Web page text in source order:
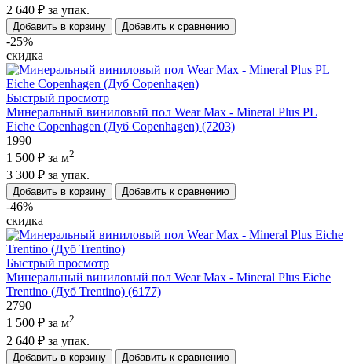
2 640 ₽ за упак.
Добавить в корзину Добавить к сравнению
-25%
скидка
Быстрый просмотр
Минеральный виниловый пол Wear Max - Mineral Plus PL
Eiche Copenhagen (Дуб Copenhagen) (7203)
1990
1 500 ₽ за м2
3 300 ₽ за упак.
Добавить в корзину Добавить к сравнению
-46%
скидка
Быстрый просмотр
Минеральный виниловый пол Wear Max - Mineral Plus Eiche
Trentino (Дуб Trentino) (6177)
2790
1 500 ₽ за м2
2 640 ₽ за упак.
Добавить в корзину Добавить к сравнению